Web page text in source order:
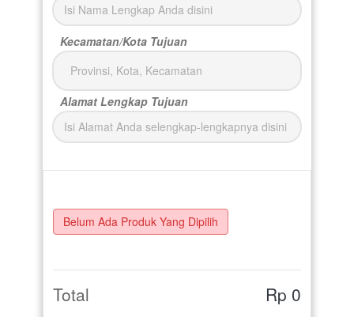
Kecamatan/Kota Tujuan
Provinsi, Kota, Kecamatan
Alamat Lengkap Tujuan
Belum Ada Produk Yang Dipilih
Total Rp 0